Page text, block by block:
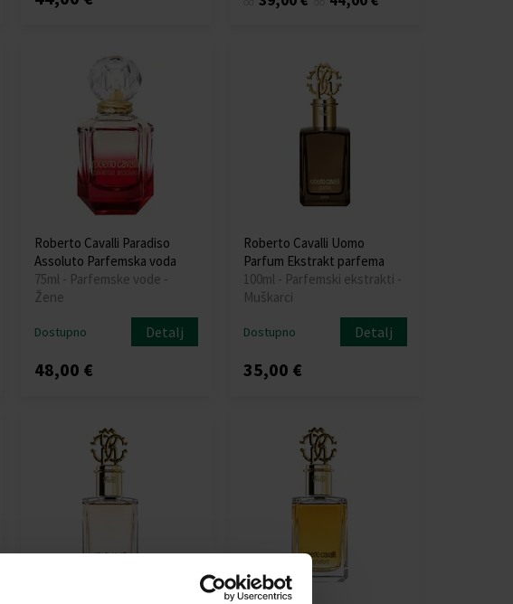
Roberto Cavalli Paradiso
Assoluto Parfemska voda
75ml - Parfemske vode -
Žene
Dostupno Detalj
48,00 €
Roberto Cavalli Uomo
Parfum Ekstrakt parfema
100ml - Parfemski ekstrakti -
Muškarci
Dostupno Detalj
35,00 €